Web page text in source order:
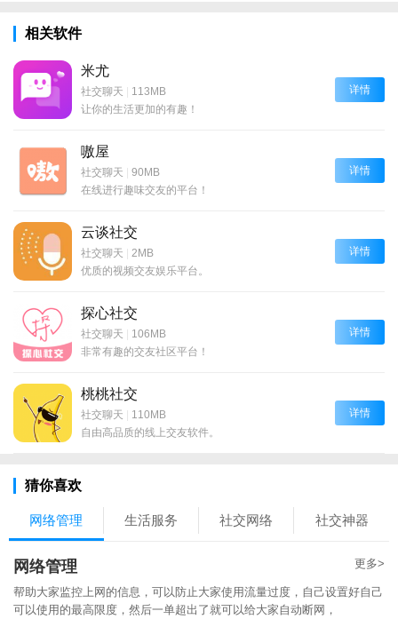
相关软件
米尤
社交聊天 | 113MB
让你的生活更加的有趣！
详情
嗷屋
社交聊天 | 90MB
在线进行趣味交友的平台！
详情
云谈社交
社交聊天 | 2MB
优质的视频交友娱乐平台。
详情
探心社交
社交聊天 | 106MB
非常有趣的交友社区平台！
详情
桃桃社交
社交聊天 | 110MB
自由高品质的线上交友软件。
详情
猜你喜欢
网络管理 生活服务 社交网络 社交神器
网络管理 更多>
帮助大家监控上网的信息，可以防止大家使用流量过度，自己设置好自己
可以使用的最高限度，然后一单超出了就可以给大家自动断网，